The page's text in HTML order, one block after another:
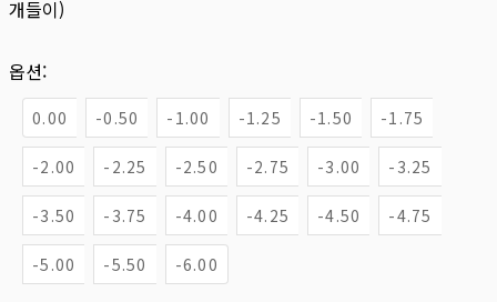
개들이)
옵션:
0.00 -0.50 -1.00 -1.25 -1.50 -1.75
-2.00 -2.25 -2.50 -2.75 -3.00 -3.25
-3.50 -3.75 -4.00 -4.25 -4.50 -4.75
-5.00 -5.50 -6.00